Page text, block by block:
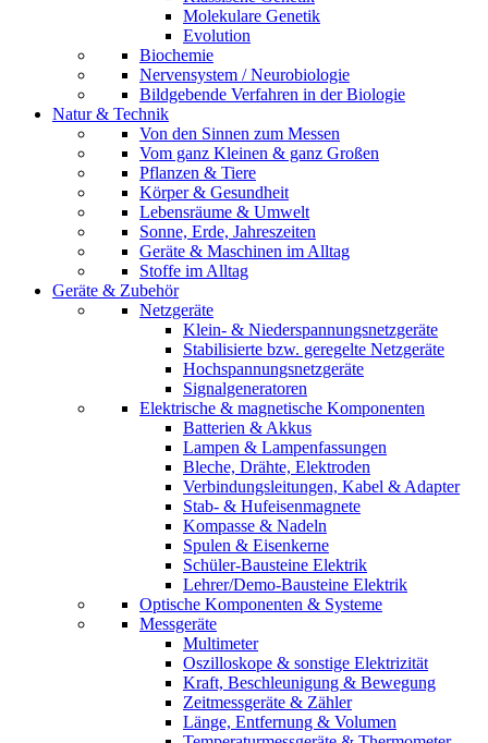
Molekulare Genetik
Evolution
Biochemie
Nervensystem / Neurobiologie
Bildgebende Verfahren in der Biologie
Natur & Technik
Von den Sinnen zum Messen
Vom ganz Kleinen & ganz Großen
Pflanzen & Tiere
Körper & Gesundheit
Lebensräume & Umwelt
Sonne, Erde, Jahreszeiten
Geräte & Maschinen im Alltag
Stoffe im Alltag
Geräte & Zubehör
Netzgeräte
Klein- & Niederspannungsnetzgeräte
Stabilisierte bzw. geregelte Netzgeräte
Hochspannungsnetzgeräte
Signalgeneratoren
Elektrische & magnetische Komponenten
Batterien & Akkus
Lampen & Lampenfassungen
Bleche, Drähte, Elektroden
Verbindungsleitungen, Kabel & Adapter
Stab- & Hufeisenmagnete
Kompasse & Nadeln
Spulen & Eisenkerne
Schüler-Bausteine Elektrik
Lehrer/Demo-Bausteine Elektrik
Optische Komponenten & Systeme
Messgeräte
Multimeter
Oszilloskope & sonstige Elektrizität
Kraft, Beschleunigung & Bewegung
Zeitmessgeräte & Zähler
Länge, Entfernung & Volumen